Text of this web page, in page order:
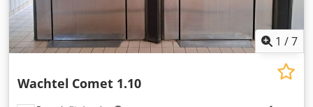
1 /7
Wachtel Comet 1.10